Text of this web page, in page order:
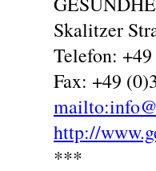
Skalitzer
Telefon:
Fax: +49
http://
***